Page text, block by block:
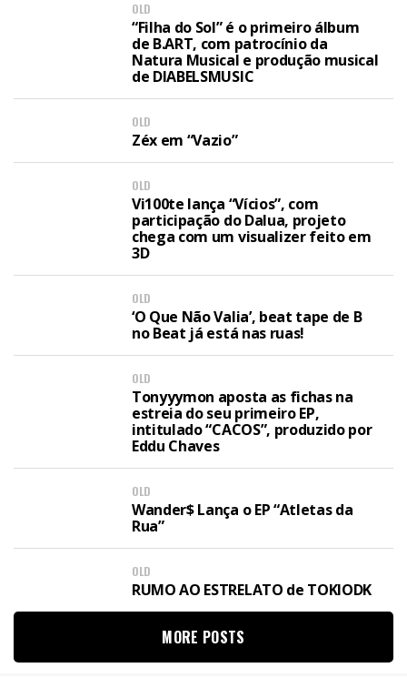
OLD
“Filha do Sol” é o primeiro álbum
de B.ART, com patrocínio da
Natura Musical e produção musical
de DIABELSMUSIC
OLD
Zéx em “Vazio”
OLD
Vi100te lança “Vícios”, com
participação do Dalua, projeto
chega com um visualizer feito em
3D
OLD
‘O Que Não Valia’, beat tape de B
no Beat já está nas ruas!
OLD
Tonyyymon aposta as fichas na
estreia do seu primeiro EP,
intitulado “CACOS”, produzido por
Eddu Chaves
OLD
Wander$ Lança o EP “Atletas da
Rua”
OLD
RUMO AO ESTRELATO de TOKIODK
MORE POSTS